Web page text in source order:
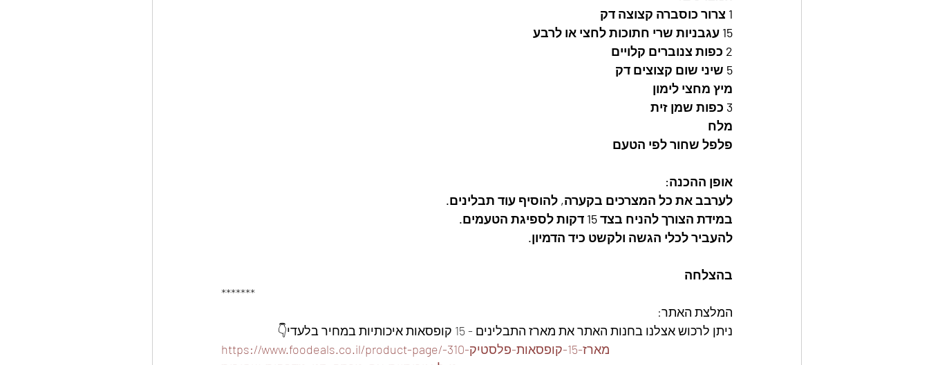
1 צרור כוסברה קצוצה דק
15 עגבניות שרי חתוכות לחצי או לרבע
2 כפות צנוברים קלויים
5 שיני שום קצוצים דק
מיץ מחצי לימון
3 כפות שמן זית
מלח
פלפל שחור לפי הטעם
אופן ההכנה:
לערבב את כל המצרכים בקערה, להוסיף עוד תבלינים.
במידת הצורך להניח בצד 15 דקות לספיגת הטעמים.
להעביר לכלי הגשה ולקשט כיד הדמיון.
בהצלחה
*******
המלצת האתר:
ניתן לרכוש אצלנו בחנות האתר את מארז התבלינים - 15 קופסאות איכותיות במחיר בלעדי👇
https://www.foodeals.co.il/product-page/מארז-15-קופסאות-פלסטיק-310-